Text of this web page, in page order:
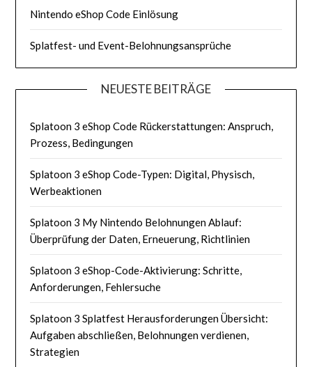
Nintendo eShop Code Einlösung
Splatfest- und Event-Belohnungsansprüche
NEUESTE BEITRÄGE
Splatoon 3 eShop Code Rückerstattungen: Anspruch,
Prozess, Bedingungen
Splatoon 3 eShop Code-Typen: Digital, Physisch,
Werbeaktionen
Splatoon 3 My Nintendo Belohnungen Ablauf:
Überprüfung der Daten, Erneuerung, Richtlinien
Splatoon 3 eShop-Code-Aktivierung: Schritte,
Anforderungen, Fehlersuche
Splatoon 3 Splatfest Herausforderungen Übersicht:
Aufgaben abschließen, Belohnungen verdienen,
Strategien